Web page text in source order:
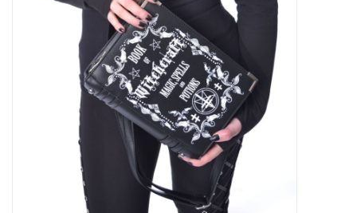
Giftware & Lifestyle &